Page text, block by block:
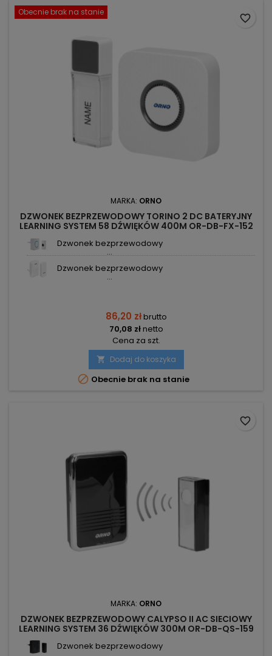
Obecnie brak na stanie
MARKA: ORNO
DZWONEK BEZPRZEWODOWY TORINO 2 DC BATERYJNY
LEARNING SYSTEM 58 DŹWIĘKÓW 400M OR-DB-FX-152
Dzwonek bezprzewodowy
...
Dzwonek bezprzewodowy
...
86,20 złbrutto
70,08 złnetto
Cena za szt.
 Dodaj do koszyka
 Obecnie brak na stanie
favorite_border
MARKA: ORNO
DZWONEK BEZPRZEWODOWY CALYPSO II AC SIECIOWY
LEARNING SYSTEM 36 DŹWIĘKÓW 300M OR-DB-QS-159
Dzwonek bezprzewodowy
favorite_border